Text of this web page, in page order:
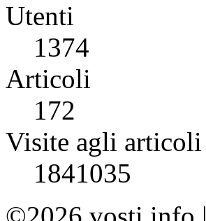
Utenti
1374
Articoli
172
Visite agli articoli
1841035